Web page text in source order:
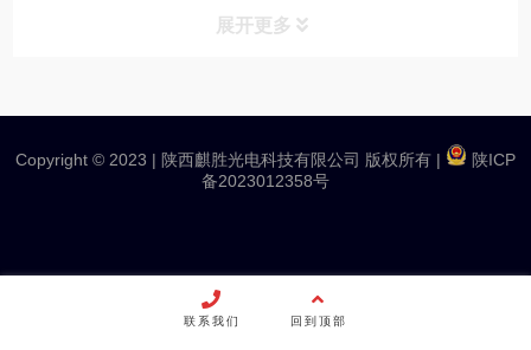
展开更多
产品分类 PRODUCT
应用案例
Copyright © 2023 | 陕西麒胜光电科技有限公司 版权所有|
陕ICP
备2023012358号
联系我们 回到顶部